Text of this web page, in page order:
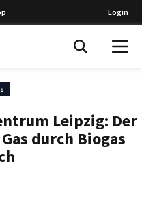
Login
Leipzig: Der
durch Biogas